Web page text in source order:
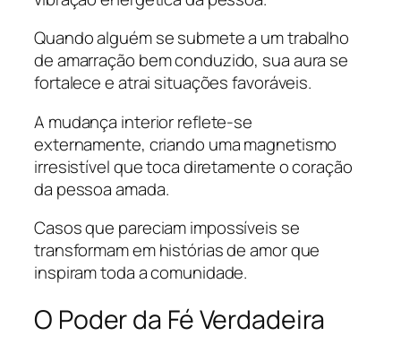
Quando alguém se submete a um trabalho
de amarração bem conduzido, sua aura se
fortalece e atrai situações favoráveis.
A mudança interior reflete-se
externamente, criando uma magnetismo
irresistível que toca diretamente o coração
da pessoa amada.
Casos que pareciam impossíveis se
transformam em histórias de amor que
inspiram toda a comunidade.
O Poder da Fé Verdadeira